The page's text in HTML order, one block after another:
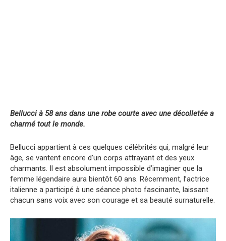
Bellucci à 58 ans dans une robe courte avec une décolletée a
charmé tout le monde.
Bellucci appartient à ces quelques célébrités qui, malgré leur
âge, se vantent encore d’un corps attrayant et des yeux
charmants. Il est absolument impossible d’imaginer que la
femme légendaire aura bientôt 60 ans. Récemment, l’actrice
italienne a participé à une séance photo fascinante, laissant
chacun sans voix avec son courage et sa beauté surnaturelle.